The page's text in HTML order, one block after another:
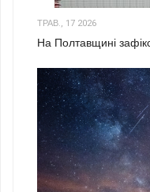
ТРАВ., 17 2026
На Полтавщині